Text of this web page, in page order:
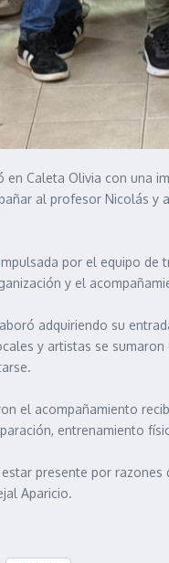
Caleta Olivia con una
al profesor Nicolás y
por el equipo
y el
adquiriendo su
y artistas se
el acompañamiento
entrenamiento
presente por
Aparicio.